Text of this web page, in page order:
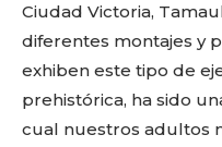
Ciudad Victoria,
diferentes montajes y
exhiben este tipo de
prehistórica, ha sido
cual nuestros adultos